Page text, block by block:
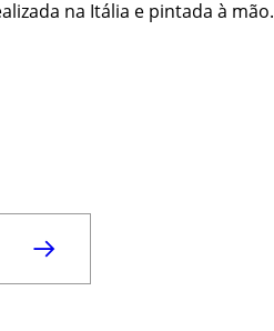
na Itália e pintada à mão.